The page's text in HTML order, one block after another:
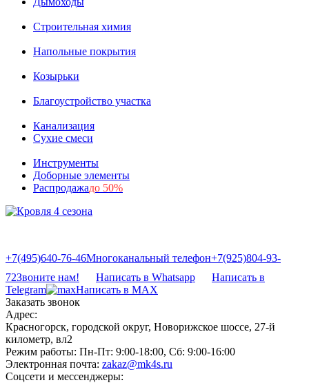
Строительная химия
Напольные покрытия
Козырьки
Благоустройство участка
Канализация
Сухие смеси
Инструменты
Доборные элементы
Распродажадо 50%
+7(495)640-76-46Многоканальный телефон+7(925)804-93-
72Звоните нам! Написать в Whatsapp
Написать в
Telegram
Написать в MAX
Заказать звонок
Адрес:
Красногорск, городской округ, Новорижское шоссе, 27-й
километр, вл2
Режим работы: Пн-Пт: 9:00-18:00, Сб: 9:00-16:00
Электронная почта: zakaz@mk4s.ru
Соцсети и мессенджеры: